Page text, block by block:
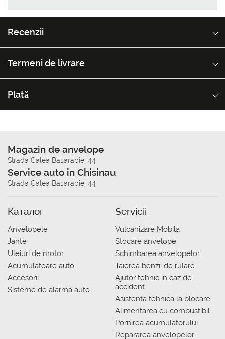
Recenzii
Termeni de livrare
Plată
Magazin de anvelope
Strada Calea Basarabiei 44
Service auto in Chisinau
Strada Calea Basarabiei 44
Каталог
Anvelopele
Jante
Uleiuri de motor
Acumulatoare auto
Accesorii
Sisteme de alarma auto
Servicii
Vulcanizare Mobila
Stocare anvelope
Schimbarea anvelopelor
Taierea benzii de rulare
Ajutor tehnic in caz de
accident
Asistenta tehnica la blocare
Alimentarea cu combustibil
Pornirea acumulatorului
Repararea anvelopelor